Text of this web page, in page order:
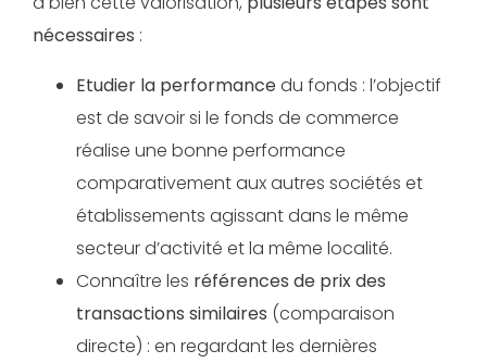
nécessaires :
Etudier la performancedu fonds : l’objectif
est de savoir si le fonds de commerce
réalise une bonne performance
comparativement aux autres sociétés et
établissements agissant dans le même
secteur d’activité et la même localité.
Connaître les références de prix des
transactions similaires (comparaison
directe) : en regardant les dernières